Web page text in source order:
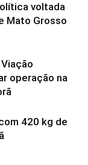
voltada
Mato Grosso
operação na
420 kg de